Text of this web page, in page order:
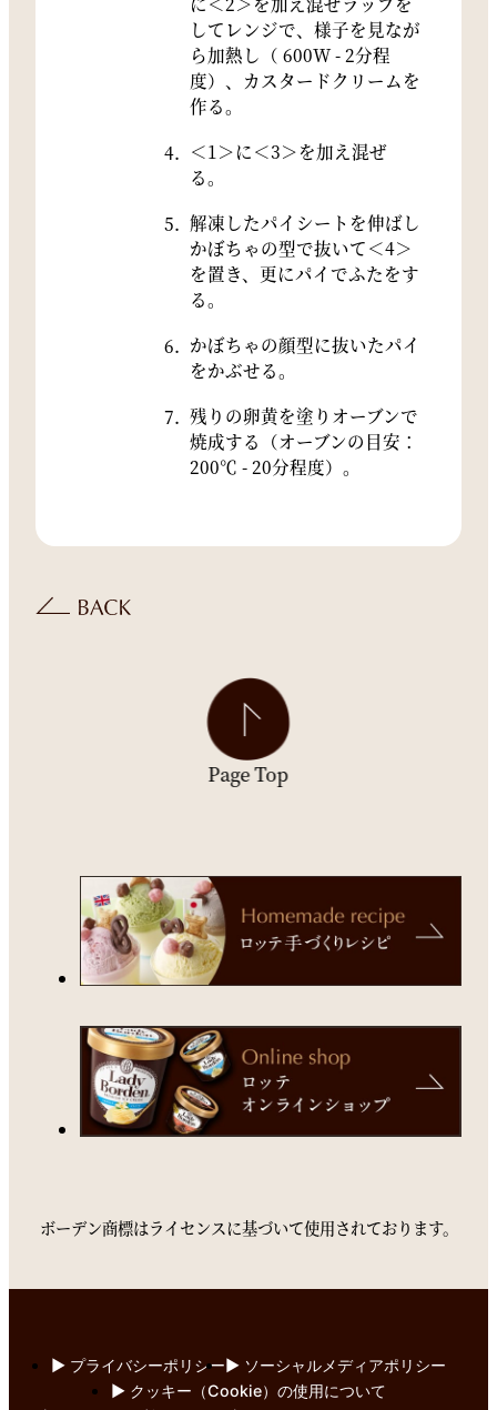
してレンジで、様子を見なが
ら加熱し（ 600W - 2分程
度）、カスタードクリームを
作る。
＜1＞に＜3＞を加え混ぜ
る。
解凍したパイシートを伸ばし
かぼちゃの型で抜いて＜4＞
を置き、更にパイでふたをす
る。
かぼちゃの顔型に抜いたパイ
をかぶせる。
残りの卵黄を塗りオーブンで
焼成する（オーブンの目安：
200℃ - 20分程度）。
Page Top
ボーデン商標はライセンスに基づいて使用されております。
▶︎ プライバシーポリシー▶︎ ソーシャルメディアポリシー
▶︎ クッキー（Cookie）の使用について